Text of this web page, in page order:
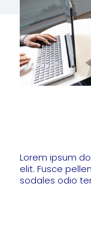
Lorem ipsum
elit. Fusce
sodales odio